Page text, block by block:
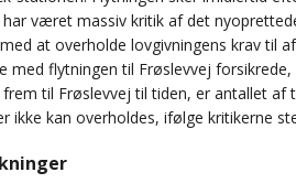
været massiv kritik af det
at overholde lovgivningens krav til
med flytningen til Frøslevvej
til Frøslevvej til tiden, er antallet
ikke kan overholdes, ifølge kritikerne